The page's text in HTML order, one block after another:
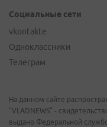
Социальные сети
vkontakte
Одноклассники
Телеграм
На данном сайте
"VLADNEWS" -
выдано Федеральной